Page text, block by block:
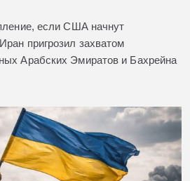
если США начнут
пригрозил захватом
Арабских Эмиратов и Бахрейна